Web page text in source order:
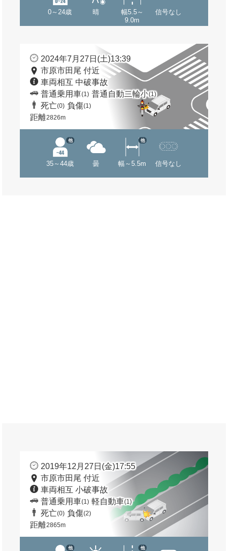
0～24歳 晴
幅5.5～
9.0m
信号なし
2024年7月27日(土)13:39
市原市田尾 付近
車両相互 中破事故
普通乗用車(1) 普通自動二輪小(1)
死亡(0) 負傷(1)
距離2826m
35～44歳
他
曇 幅～5.5m
他
信号なし
2019年12月27日(金)17:55
市原市田尾 付近
車両相互 小破事故
普通乗用車(1) 軽自動車(1)
死亡(0) 負傷(2)
距離2865m
他 他